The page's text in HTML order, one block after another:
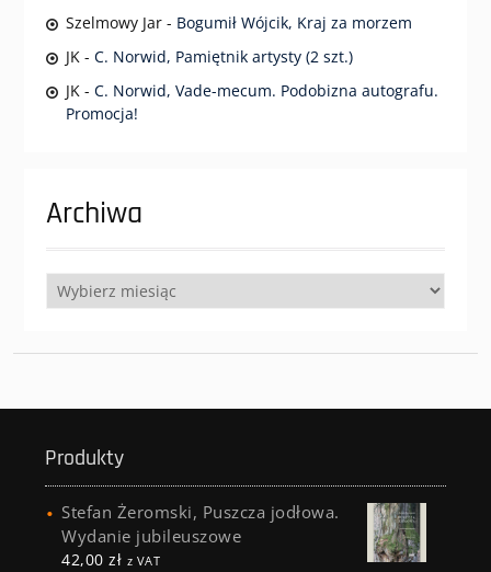
Szelmowy Jar- Bogumił Wójcik, Kraj za morzem
JK- C. Norwid, Pamiętnik artysty (2 szt.)
JK- C. Norwid, Vade-mecum. Podobizna autografu.
Promocja!
Archiwa
Archiwa
Produkty
Stefan Żeromski, Puszcza jodłowa.
Wydanie jubileuszowe
42,00zł z VAT